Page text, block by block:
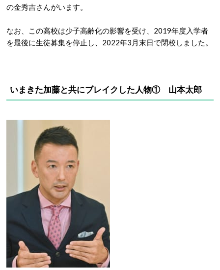
の金秀吉さんがいます。
なお、この高校は少子高齢化の影響を受け、2019年度入学者
を最後に生徒募集を停止し、2022年3月末日で閉校しました。
いまきた加藤と共にブレイクした人物① 山本太郎